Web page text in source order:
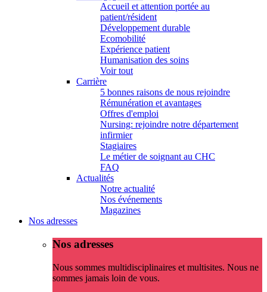
Accueil et attention portée au
patient/résident
Développement durable
Ecomobilité
Expérience patient
Humanisation des soins
Voir tout
Carrière
5 bonnes raisons de nous rejoindre
Rémunération et avantages
Offres d'emploi
Nursing: rejoindre notre département
infirmier
Stagiaires
Le métier de soignant au CHC
FAQ
Actualités
Notre actualité
Nos événements
Magazines
Nos adresses
Nos adresses
Nous sommes multidisciplinaires et multisites. Nous ne
sommes jamais loin de vous.